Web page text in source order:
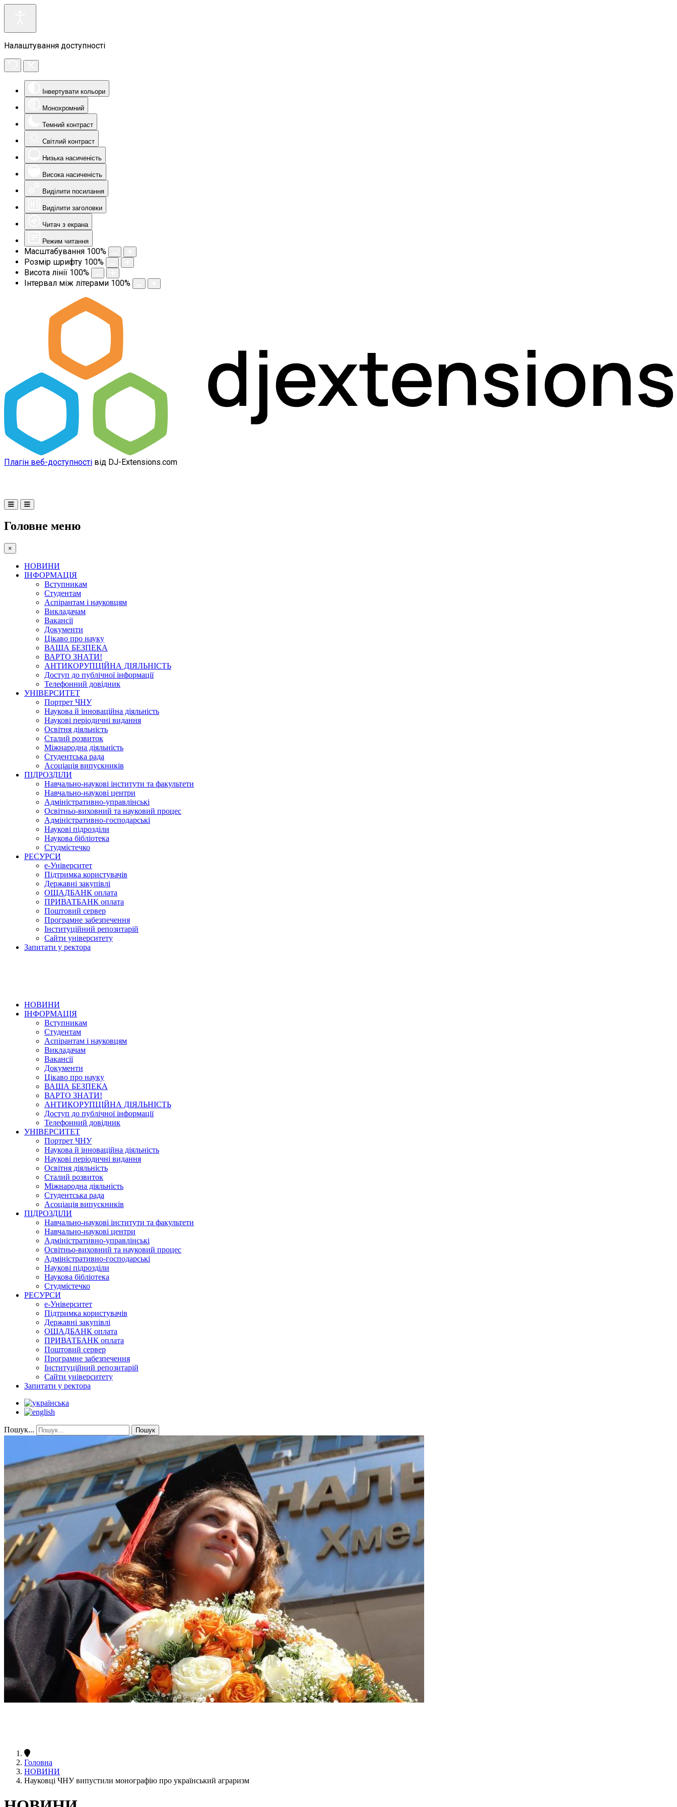
Налаштування доступності
Інвертувати кольори
Монохромний
Темний контраст
Світлий контраст
Низька насиченість
Висока насиченість
Виділити посилання
Виділити заголовки
Читач з екрана
Режим читання
Масштабування 100%
Розмір шрифту 100%
Висота лінії 100%
Інтервал між літерами 100%
Плагін веб-доступності від DJ-Extensions.com
Головне меню
×
НОВИНИ
ІНФОРМАЦІЯ
Вступникам
Студентам
Аспірантам і науковцям
Викладачам
Вакансії
Документи
Цікаво про науку
ВАША БЕЗПЕКА
ВАРТО ЗНАТИ!
АНТИКОРУПЦІЙНА ДІЯЛЬНІСТЬ
Доступ до публічної інформації
Телефонний довідник
УНІВЕРСИТЕТ
Портрет ЧНУ
Наукова й інноваційна діяльність
Наукові періодичні видання
Освітня діяльність
Сталий розвиток
Міжнародна діяльність
Студентська рада
Асоціація випускників
ПІДРОЗДІЛИ
Навчально-наукові інститути та факультети
Навчально-наукові центри
Адміністративно-управлінські
Освітньо-виховний та науковий процес
Адміністративно-господарські
Наукові підрозділи
Наукова бібліотека
Студмістечко
РЕСУРСИ
е-Університет
Підтримка користувачів
Державні закупівлі
ОЩАДБАНК оплата
ПРИВАТБАНК оплата
Поштовий сервер
Програмне забезпечення
Інституційний репозитарій
Сайти університету
Запитати у ректора
НОВИНИ
ІНФОРМАЦІЯ
Вступникам
Студентам
Аспірантам і науковцям
Викладачам
Вакансії
Документи
Цікаво про науку
ВАША БЕЗПЕКА
ВАРТО ЗНАТИ!
АНТИКОРУПЦІЙНА ДІЯЛЬНІСТЬ
Доступ до публічної інформації
Телефонний довідник
УНІВЕРСИТЕТ
Портрет ЧНУ
Наукова й інноваційна діяльність
Наукові періодичні видання
Освітня діяльність
Сталий розвиток
Міжнародна діяльність
Студентська рада
Асоціація випускників
ПІДРОЗДІЛИ
Навчально-наукові інститути та факультети
Навчально-наукові центри
Адміністративно-управлінські
Освітньо-виховний та науковий процес
Адміністративно-господарські
Наукові підрозділи
Наукова бібліотека
Студмістечко
РЕСУРСИ
е-Університет
Підтримка користувачів
Державні закупівлі
ОЩАДБАНК оплата
ПРИВАТБАНК оплата
Поштовий сервер
Програмне забезпечення
Інституційний репозитарій
Сайти університету
Запитати у ректора
Пошук... Пошук
Головна
НОВИНИ
Науковці ЧНУ випустили монографію про український аграризм